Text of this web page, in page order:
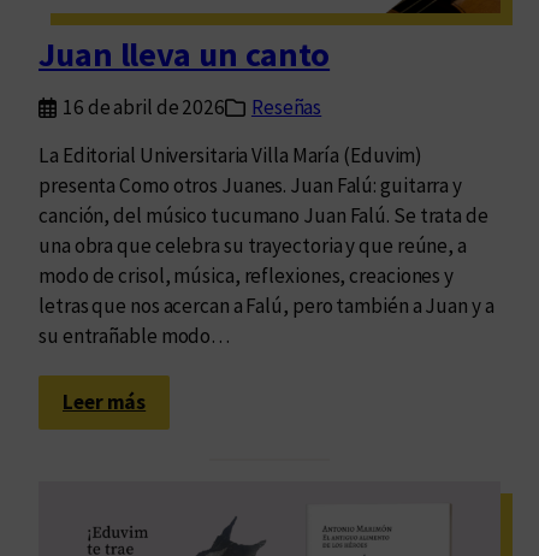
r
e
o
r
r
e
B
u
e
n
A
s
Juan lleva un canto
16 de abril de 2026
Reseñas
La Editorial Universitaria Villa María (Eduvim)
presenta Como otros Juanes. Juan Falú: guitarra y
canción, del músico tucumano Juan Falú. Se trata de
una obra que celebra su trayectoria y que reúne, a
modo de crisol, música, reflexiones, creaciones y
letras que nos acercan a Falú, pero también a Juan y a
su entrañable modo…
Leer más:
J